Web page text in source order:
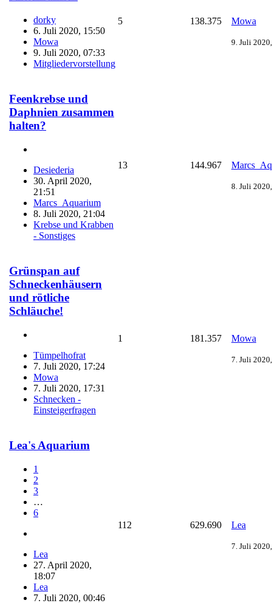
dorky
6. Juli 2020, 15:50
Mowa
9. Juli 2020, 07:33
Mitgliedervorstellung
5 138.375 Mowa
9. Juli
Feenkrebse und
Daphnien zusammen
halten?
Desiederia
30. April 2020,
21:51
Marcs_Aquarium
8. Juli 2020, 21:04
Krebse und Krabben
- Sonstiges
13 144.967
8. Juli
Grünspan auf
Schneckenhäusern
und rötliche
Schläuche!
Tümpelhofrat
7. Juli 2020, 17:24
Mowa
7. Juli 2020, 17:31
Schnecken -
Einsteigerfragen
1 181.357 Mowa
7. Juli
Lea's Aquarium
1
2
3
…
6
Lea
27. April 2020,
18:07
Lea
7. Juli 2020, 00:46
112 629.690 Lea
7. Juli